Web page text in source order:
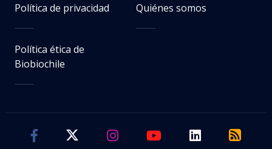
Política de privacidad Quiénes somos
Política ética de
Biobiochile